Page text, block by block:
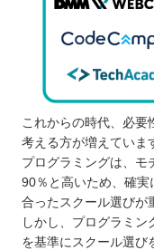
これからの時代、必要
考える方が増えていま
プログラミングは、モ
90％と高いため、確実
合ったスクール選びが
しかし、プログラミ
を基準にスクール選び